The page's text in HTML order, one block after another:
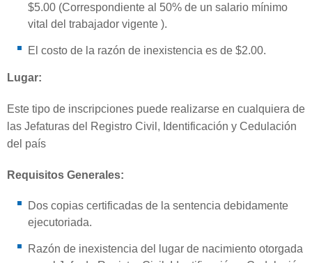
$5.00 (Correspondiente al 50% de un salario mínimo
vital del trabajador vigente ).
El costo de la razón de inexistencia es de $2.00.
Lugar:
Este tipo de inscripciones puede realizarse en cualquiera de
las Jefaturas del Registro Civil, Identificación y Cedulación
del país
Requisitos Generales:
Dos copias certificadas de la sentencia debidamente
ejecutoriada.
Razón de inexistencia del lugar de nacimiento otorgada